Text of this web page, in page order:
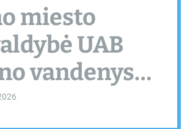
miesto
UAB
vandenys“
darbai